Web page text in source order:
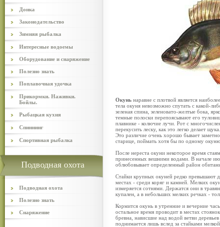
Донка
Законодательство
Зимняя рыбалка
Интересные водоемы
Оборудование и снаряжение
Полезно знать
Поплавочная удочка
Прикормки. Наживки.
Бойлы.
Рыбацкая кухня
Спиннинг
Спортивная рыбалка
Подводная охота
Подводная охота
Полезно знать
Снаряжение
Окунь наравне с плотвой является
тела окуня невозможно спутать с какой-
зеленая спина, зеленовато-желтые бока,
темные полоски перепоясывают его
плавнике - колючие лучи. Рот с
перекусить леску, как это легко делает
Это различие очень хорошо бывает
старице, поймать хотя бы по одному
После нереста окуни некоторое время
принесенных вешними водами. В начале
облюбовывает определенный район
Стайки крупных окуней редко превышают
местах - среди коряг и камней. Мелких
измеряется сотнями. Держатся они в
купален, а в небольших мелких речках -
Кормится окунь в утренние и вечерние
остальное время проводит в местах
бревна, нависшие над водой ветви
поднимается лишь вслед за стайками